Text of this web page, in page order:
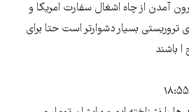
آمدن از چاه اشغال سفارت امریکا و
بسیار دشوارتر است حتا برای
باشند